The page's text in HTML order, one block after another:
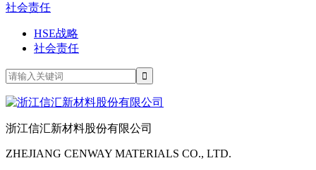
社会责任
HSE战略
社会责任
浙江信汇新材料股份有限公司
ZHEJIANG CENWAY MATERIALS CO., LTD.